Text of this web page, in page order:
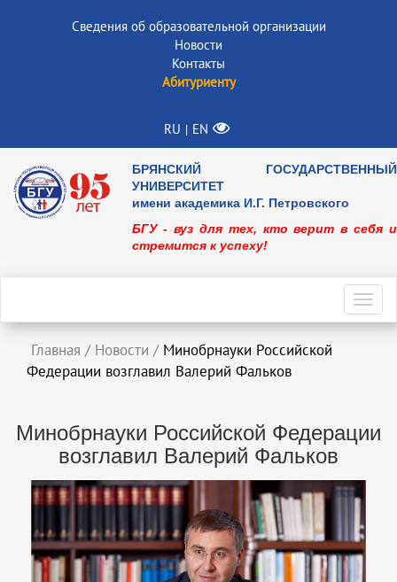
Сведения об образовательной организации
Новости
Контакты
Абитуриенту
RU | EN
БРЯНСКИЙ ГОСУДАРСТВЕННЫЙ
УНИВЕРСИТЕТ
имени академика И.Г. Петровского
БГУ - вуз для тех, кто верит в себя и
стремится к успеху!
Главная / Новости / Минобрнауки Российской
Федерации возглавил Валерий Фальков
Минобрнауки Российской Федерации
возглавил Валерий Фальков